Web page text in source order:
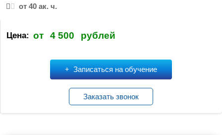
от 40 ак. ч.
Цена: от 4 500 рублей
Записаться на обучение
Заказать звонок